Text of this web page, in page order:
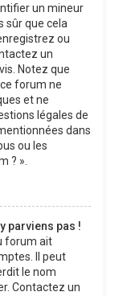
un mineur
sûr que cela
ou
un
Notez que
forum ne
et ne
légales de
dans
ou les
? ».
parviens pas !
forum ait
Il peut
le nom
Contactez un